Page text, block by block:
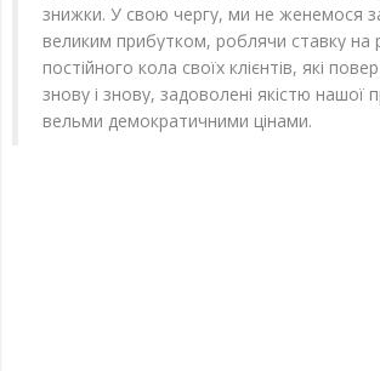
знижки. У свою чергу, ми не женемося
великим прибутком, роблячи ставку на
постійного кола своїх клієнтів, які
знову і знову, задоволені якістю нашої
вельми демократичними цінами.